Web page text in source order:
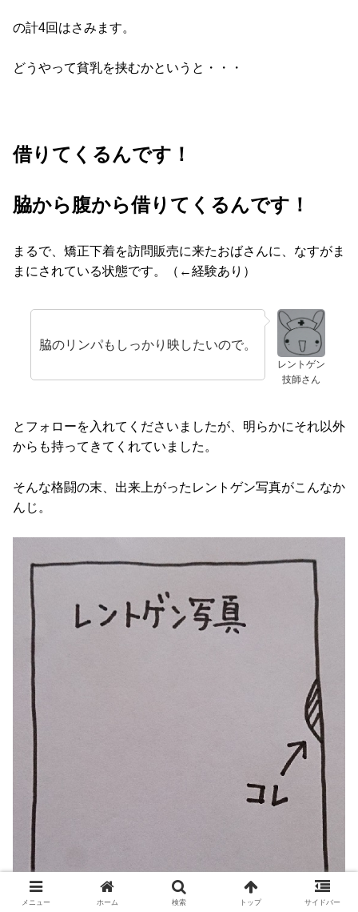
の計4回はさみます。
どうやって貧乳を挟むかというと・・・
借りてくるんです！
脇から腹から借りてくるんです！
まるで、矯正下着を訪問販売に来たおばさんに、なすがま
まにされている状態です。（←経験あり）
レントゲン
技師さん
脇のリンパもしっかり映したいので。
とフォローを入れてくださいましたが、明らかにそれ以外
からも持ってきてくれていました。
そんな格闘の末、出来上がったレントゲン写真がこんなか
んじ。
メニュー ホーム 検索 トップ サイドバー